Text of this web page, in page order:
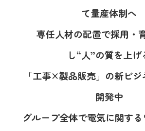
て量産体制へ
専任人材の配置で採用・
し“人”の質を上げ
「工事×製品販売」の新ビ
開発中
グループ全体で電気に関す